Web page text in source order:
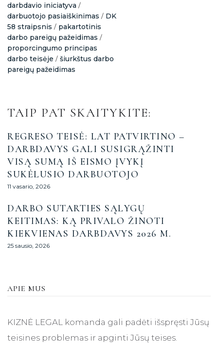
darbdavio iniciatyva /
darbuotojo pasiaiškinimas / DK
58 straipsnis / pakartotinis
darbo pareigų pažeidimas /
proporcingumo principas
darbo teisėje / šiurkštus darbo
pareigų pažeidimas
TAIP PAT SKAITYKITE:
REGRESO TEISĖ: LAT PATVIRTINO –
DARBDAVYS GALI SUSIGRĄŽINTI
VISĄ SUMĄ IŠ EISMO ĮVYKĮ
SUKĖLUSIO DARBUOTOJO
11 vasario, 2026
DARBO SUTARTIES SĄLYGŲ
KEITIMAS: KĄ PRIVALO ŽINOTI
KIEKVIENAS DARBDAVYS 2026 M.
25 sausio, 2026
APIE MUS
KIZNĖ LEGAL komanda gali padėti išspręsti Jūsų
teisines problemas ir apginti Jūsų teises.